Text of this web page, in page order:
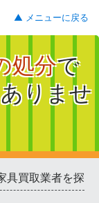
▲ メニューに戻る
処分で
りませ
具買取業者を探